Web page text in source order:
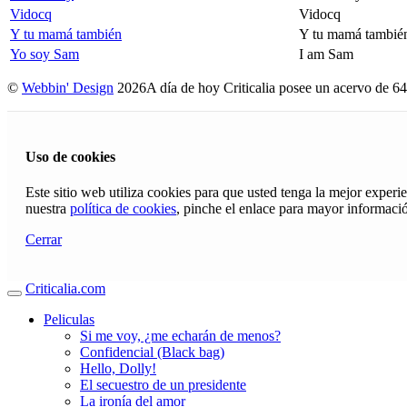
Vidocq
Vidocq
Y tu mamá también
Y tu mamá
Yo soy Sam
I am Sam
© Webbin' Design 2026A día de hoy Criticalia posee un acervo de
Uso de cookies
Este sitio web utiliza cookies para que usted tenga la mejor
nuestra política de cookies, pinche el enlace para mayor
Cerrar
Criticalia.com
Peliculas
Si me voy, ¿me echarán de menos?
Confidencial (Black bag)
Hello, Dolly!
El secuestro de un presidente
La ironía del amor